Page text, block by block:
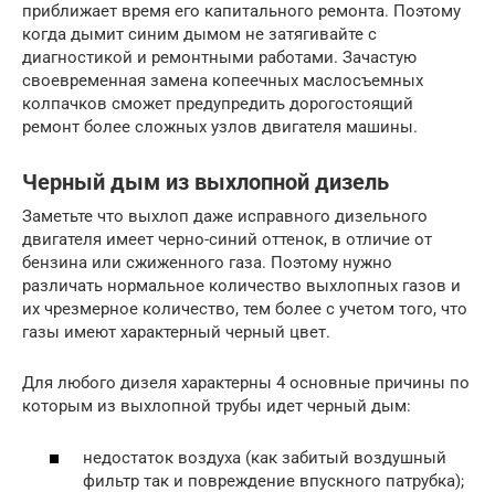
приближает время его капитального ремонта. Поэтому
когда дымит синим дымом не затягивайте с
диагностикой и ремонтными работами. Зачастую
своевременная замена копеечных маслосъемных
колпачков сможет предупредить дорогостоящий
ремонт более сложных узлов двигателя машины.
Черный дым из выхлопной дизель
Заметьте что выхлоп даже исправного дизельного
двигателя имеет черно-синий оттенок, в отличие от
бензина или сжиженного газа. Поэтому нужно
различать нормальное количество выхлопных газов и
их чрезмерное количество, тем более с учетом того, что
газы имеют характерный черный цвет.
Для любого дизеля характерны 4 основные причины по
которым из выхлопной трубы идет черный дым:
недостаток воздуха (как забитый воздушный
фильтр так и повреждение впускного патрубка);